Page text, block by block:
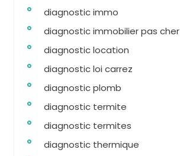
diagnostic immo
diagnostic immobilier pas cher
diagnostic location
diagnostic loi carrez
diagnostic plomb
diagnostic termite
diagnostic termites
diagnostic thermique